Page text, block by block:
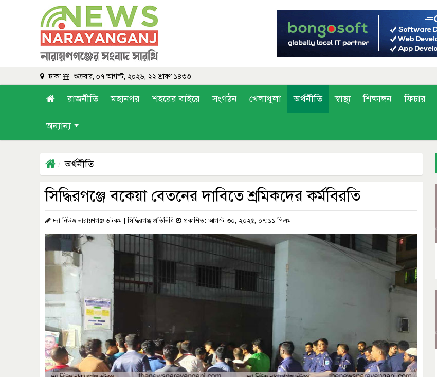
ঢাকা শুক্রবার, ০৭ আগস্ট, ২০২৬, ২২ শ্রাবণ ১৪৩৩
রাজনীতি মহানগর শহরের বাইরে সংগঠন খেলাধুলা অর্থনীতি স্বাস্থ্য শিক্ষাঙ্গন ফিচার
অন্যান্য
অর্থনীতি
সিদ্ধিরগঞ্জে বকেয়া বেতনের দাবিতে শ্রমিকদের কর্মবিরতি
দ্যা নিউজ নারায়ণগঞ্জ ডটকম | সিদ্ধিরগঞ্জ প্রতিনিধি প্রকাশিত: আগস্ট ৩০, ২০২৫, ০৭:১১ পিএম